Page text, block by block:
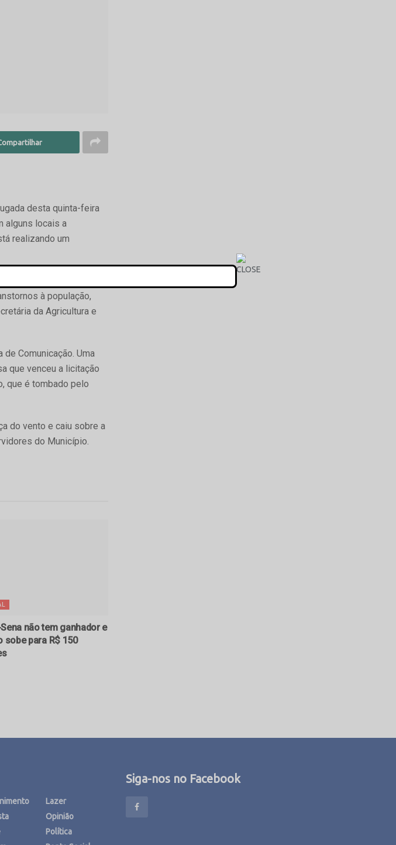
desta quinta-feira
alguns locais a
realizando um
com chuva, equipes
à população,
da Agricultura e
Comunicação. Uma
que venceu a licitação
que é tombado pelo
do vento e caiu sobre a
do Município.
não tem ganhador e
sobe para R$ 150
Lazer
Opinião
Política
Siga-nos no Facebook